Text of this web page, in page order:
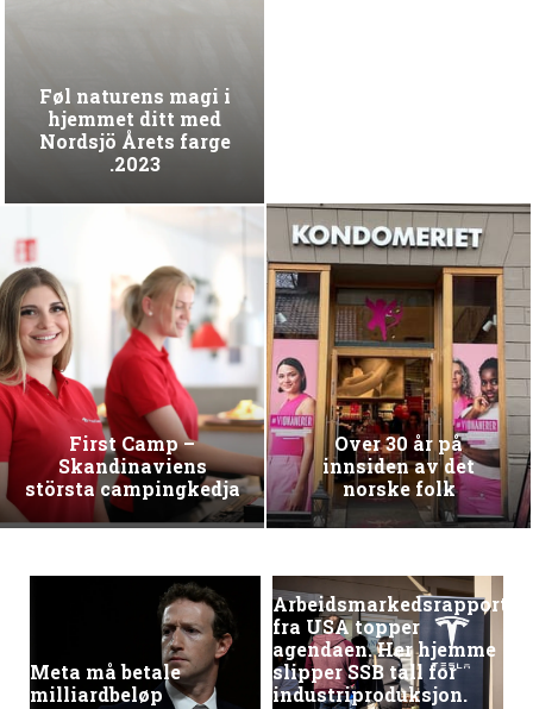
Føl naturens magi i
hjemmet ditt med
Nordsjö Årets farge
2023.
First Camp –
Skandinaviens
största campingkedja
Over 30 år på
innsiden av det
norske folk
Meta må betale
milliardbeløp
Arbeidsmarkedsrapporten
fra USA topper
agendaen. Her hjemme
slipper SSB tall for
industriproduksjon.